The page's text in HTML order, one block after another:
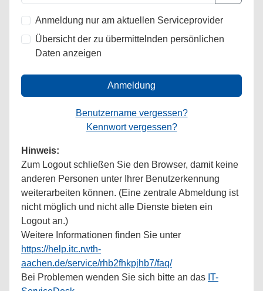
Anmeldung nur am aktuellen Serviceprovider
Übersicht der zu übermittelnden persönlichen
Daten anzeigen
Anmeldung
Benutzername vergessen?
Kennwort vergessen?
Hinweis:
Zum Logout schließen Sie den Browser, damit keine
anderen Personen unter Ihrer Benutzerkennung
weiterarbeiten können. (Eine zentrale Abmeldung ist
nicht möglich und nicht alle Dienste bieten ein
Logout an.)
Weitere Informationen finden Sie unter
https://help.itc.rwth-
aachen.de/service/rhb2fhkpjhb7/faq/
Bei Problemen wenden Sie sich bitte an das IT-